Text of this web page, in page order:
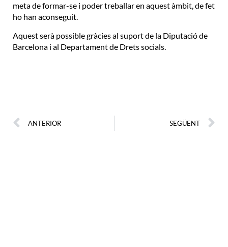
meta de formar-se i poder treballar en aquest àmbit, de fet
ho han aconseguit.
Aquest serà possible gràcies al suport de la Diputació de
Barcelona i al Departament de Drets socials.
ANTERIOR SEGÜENT